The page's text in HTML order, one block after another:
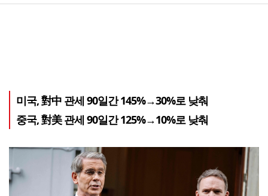
미국, 對中 관세 90일간 145%→30%로 낮춰
중국, 對美 관세 90일간 125%→10%로 낮춰